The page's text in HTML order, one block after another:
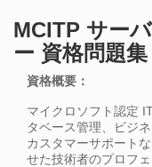
MCITP サー
ー 資格問題集
資格概要：
マイクロソフト認定
タベース管理、ビジ
カスタマーサポート
せた技術者のプロフ